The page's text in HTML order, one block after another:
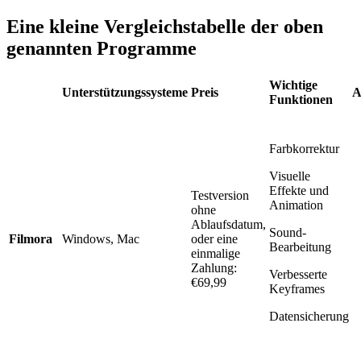
Eine kleine Vergleichstabelle der oben
genannten Programme
Unterstützungssysteme Preis
Wichtige
Funktionen
Filmora Windows, Mac
Testversion
ohne
Ablaufsdatum,
oder eine
einmalige
Zahlung:
€69,99
Farbkorrektur
Visuelle
Effekte und
Animation
Sound-
Bearbeitung
Verbesserte
Keyframes
Datensicherung